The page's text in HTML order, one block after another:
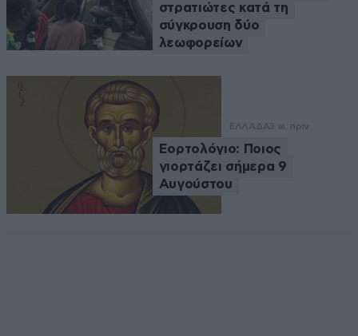
στρατιώτες κατά τη
σύγκρουση δύο
λεωφορείων
ΕΛΛΑΔΑ3 ω. πριν
Εορτολόγιο: Ποιος
γιορτάζει σήμερα 9
Αυγούστου